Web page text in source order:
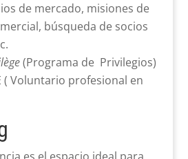
de mercado, misiones de
búsqueda de socios
(Programa de Privilegios)
( Voluntario profesional en